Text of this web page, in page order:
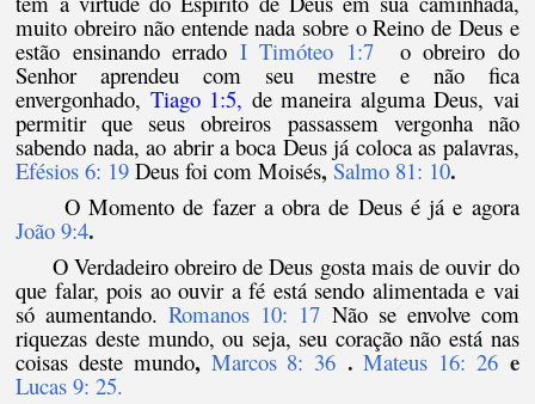
muito obreiro não entende nada sobre o Reino de Deus e
estão ensinando errado I Timóteo 1:7
o obreiro do
Senhor aprendeu com seu mestre e não fica
envergonhado, Tiago 1:5, de maneira alguma Deus, vai
permitir que seus obreiros passassem vergonha não
sabendo nada, ao abrir a boca Deus já coloca as palavras,
Efésios 6: 19Deus foi com Moisés, Salmo 81: 10.
O Momento de fazer a obra de Deus é já e agora
João 9:4.
O Verdadeiro obreiro de Deus gosta mais de ouvir do
que falar, pois ao ouvir a fé está sendo alimentada e vai
só aumentando. Romanos 10: 17 Não se envolve com
riquezas deste mundo, ou seja, seu coração não está nas
coisas deste mundo, Marcos 8: 36 . Mateus 16: 26e
Lucas 9:25.